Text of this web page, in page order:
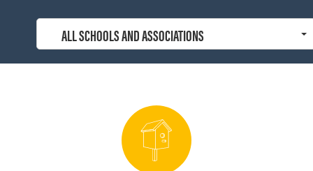
ALL SCHOOLS AND ASSOCIATIONS